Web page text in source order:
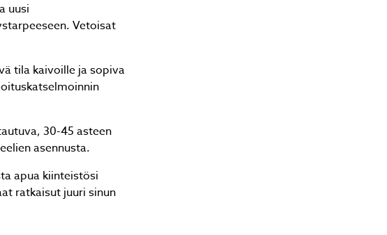
uusi
Vetoisat
tila kaivoille ja sopiva
30-45 asteen
asennusta.
apua kiinteistösi
ratkaisut juuri sinun
avulla
pian!